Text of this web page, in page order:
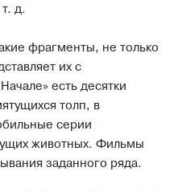
д.
фрагменты, не только
их с
есть десятки
толп, в
серии
животных. Фильмы
заданного ряда.